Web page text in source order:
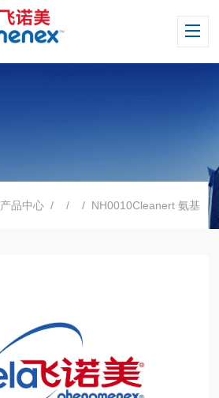
产品中心 / / / NH0010Cleanert 氨基